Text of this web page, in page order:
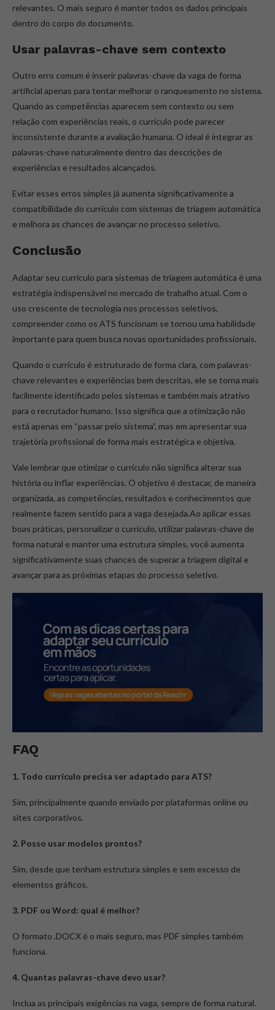
relevantes. O mais seguro é manter todos os dados principais
dentro do corpo do documento.
Usar palavras-chave sem contexto
Outro erro comum é inserir palavras-chave da vaga de forma
artificial apenas para tentar melhorar o ranqueamento no sistema.
Quando as competências aparecem sem contexto ou sem
relação com experiências reais, o currículo pode parecer
inconsistente durante a avaliação humana. O ideal é integrar as
palavras-chave naturalmente dentro das descrições de
experiências e resultados alcançados.
Evitar esses erros simples já aumenta significativamente a
compatibilidade do currículo com sistemas de triagem automática
e melhora as chances de avançar no processo seletivo.
Conclusão
Adaptar seu currículo para sistemas de triagem automática é uma
estratégia indispensável no mercado de trabalho atual. Com o
uso crescente de tecnologia nos processos seletivos,
compreender como os ATS funcionam se tornou uma habilidade
importante para quem busca novas oportunidades profissionais.
Quando o currículo é estruturado de forma clara, com palavras-
chave relevantes e experiências bem descritas, ele se torna mais
facilmente identificado pelos sistemas e também mais atrativo
para o recrutador humano. Isso significa que a otimização não
está apenas em “passar pelo sistema”, mas em apresentar sua
trajetória profissional de forma mais estratégica e objetiva.
Vale lembrar que otimizar o currículo não significa alterar sua
história ou inflar experiências. O objetivo é destacar, de maneira
organizada, as competências, resultados e conhecimentos que
realmente fazem sentido para a vaga desejada.Ao aplicar essas
boas práticas, personalizar o currículo, utilizar palavras-chave de
forma natural e manter uma estrutura simples, você aumenta
significativamente suas chances de superar a triagem digital e
avançar para as próximas etapas do processo seletivo.
FAQ
1. Todo currículo precisa ser adaptado para ATS?
Sim, principalmente quando enviado por plataformas online ou
sites corporativos.
2. Posso usar modelos prontos?
Sim, desde que tenham estrutura simples e sem excesso de
elementos gráficos.
3. PDF ou Word: qual é melhor?
O formato .DOCX é o mais seguro, mas PDF simples também
funciona.
4. Quantas palavras-chave devo usar?
Inclua as principais exigências na vaga, sempre de forma natural.